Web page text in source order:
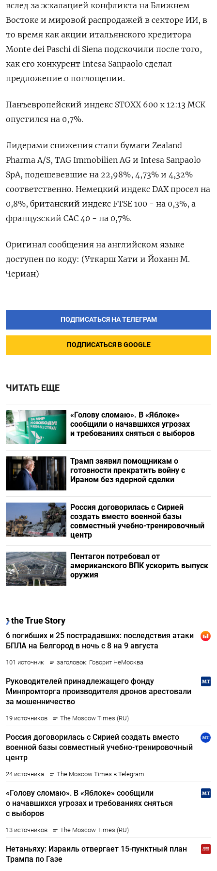
вслед за эскалацией конфликта на Ближнем
Востоке и мировой ​распродажей ​в ​секторе ИИ, ⁠в
то ‌время как акции итальянского ‌кредитора
Monte dei Paschi di ​Siena подскочили после того,
‌как его конкурент Intesa Sanpaolo ​сделал
предложение о поглощении.
Панъевропейский ‌индекс STOXX 600 к 12:13 МСК
опустился на 0,7%.
Лидерами ​снижения стали ​бумаги ‌Zealand
Pharma A/S, TAG Immobilien ​AG и Intesa Sanpaolo
SpA, подешевевшие на 22,98%, 4,73% и 4,32%
соответственно. Немецкий индекс DAX просел на
0,8%, британский ​индекс FTSE ⁠100 - на 0,3%, а
французский CAC ‌40 - на 0,7%.
Оригинал сообщения на ‌английском языке
доступен по ​коду: (Уткарш Хати и ‌Йоханн М.
Чериан)
ПОДПИСАТЬСЯ НА ТЕЛЕГРАМ
ПОДПИСАТЬСЯ В GOOGLE
ЧИТАТЬ ЕЩЕ
«Голову сломаю». В «Яблоке»
сообщили о начавшихся угрозах
и требованиях сняться с выборов
Трамп заявил помощникам о
готовности прекратить войну с
Ираном без ядерной сделки
Россия договорилась с Сирией
создать вместо военной базы
совместный учебно-тренировочный
центр
Пентагон потребовал от
американского ВПК ускорить выпуск
оружия